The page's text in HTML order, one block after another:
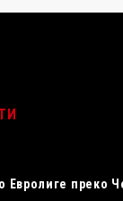
Евролиге преко